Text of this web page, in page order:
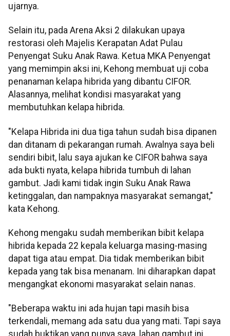
ujarnya.
Selain itu, pada Arena Aksi 2 dilakukan upaya
restorasi oleh Majelis Kerapatan Adat Pulau
Penyengat Suku Anak Rawa. Ketua MKA Penyengat
yang memimpin aksi ini, Kehong membuat uji coba
penanaman kelapa hibrida yang dibantu CIFOR.
Alasannya, melihat kondisi masyarakat yang
membutuhkan kelapa hibrida.
"Kelapa Hibrida ini dua tiga tahun sudah bisa dipanen
dan ditanam di pekarangan rumah. Awalnya saya beli
sendiri bibit, lalu saya ajukan ke CIFOR bahwa saya
ada bukti nyata, kelapa hibrida tumbuh di lahan
gambut. Jadi kami tidak ingin Suku Anak Rawa
ketinggalan, dan nampaknya masyarakat semangat,"
kata Kehong.
Kehong mengaku sudah memberikan bibit kelapa
hibrida kepada 22 kepala keluarga masing-masing
dapat tiga atau empat. Dia tidak memberikan bibit
kepada yang tak bisa menanam. Ini diharapkan dapat
mengangkat ekonomi masyarakat selain nanas.
"Beberapa waktu ini ada hujan tapi masih bisa
terkendali, memang ada satu dua yang mati. Tapi saya